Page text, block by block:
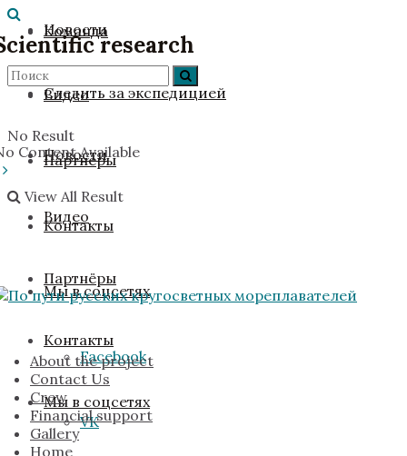
Новости
Видео
Партнёры
Контакты
Мы в соцсетях
Facebook
VK
Команда
Следить за экспедицией
Новости
Видео
Партнёры
Контакты
Мы в соцсетях
No Result
View All Result
research
Content Available
About the project
Contact Us
Crew
Financial support
Gallery
Home